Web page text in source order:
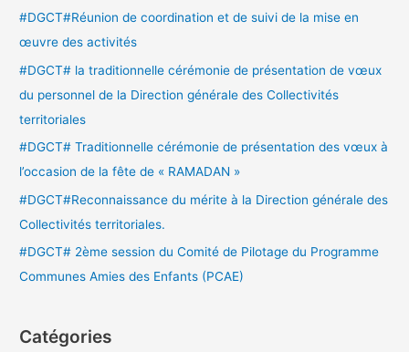
r
:
#DGCT#Réunion de coordination et de suivi de la mise en
œuvre des activités
#DGCT# la traditionnelle cérémonie de présentation de vœux
du personnel de la Direction générale des Collectivités
territoriales
#DGCT# Traditionnelle cérémonie de présentation des vœux à
l’occasion de la fête de « RAMADAN »
#DGCT#Reconnaissance du mérite à la Direction générale des
Collectivités territoriales.
#DGCT# 2ème session du Comité de Pilotage du Programme
Communes Amies des Enfants (PCAE)
Catégories